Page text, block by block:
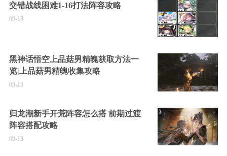
交错战线困难1-16打法阵容攻略
09-13
黑神话悟空上品菇男精魄获取方法一
览|上品菇男精魄收集攻略
09-13
归龙潮新手开荒阵容怎么搭 前期过渡
阵容搭配攻略
09-13